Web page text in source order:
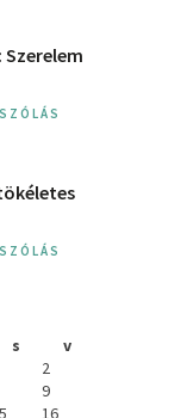
Szerelem
​tökéletes
s
v
2
9
16